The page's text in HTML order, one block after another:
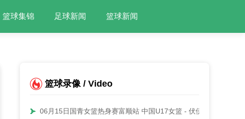
篮球集锦 足球新闻 篮球新闻
篮球录像 / Video
06月15日国青女篮热身赛富顺站 中国U17女篮 - 伏伊